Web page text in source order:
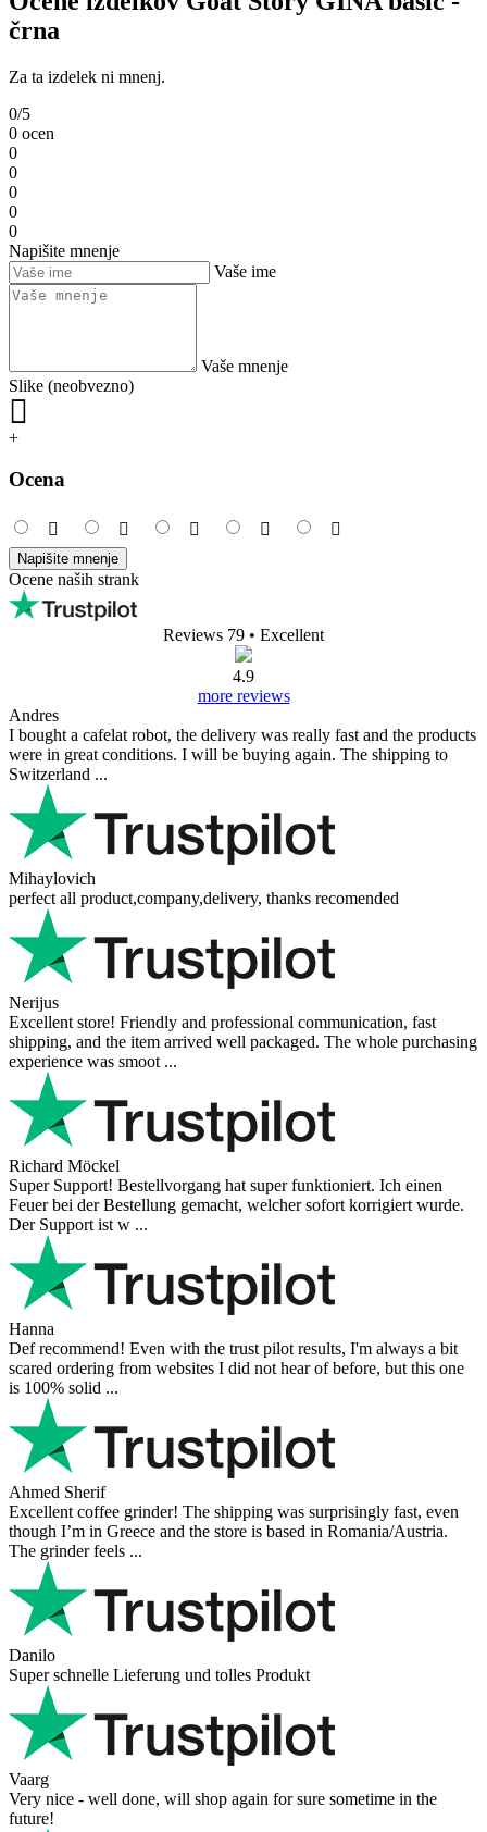
črna
Za ta izdelek ni mnenj.
0/5
0 ocen
0
0
0
0
0
Napišite mnenje
Vaše ime
Vaše mnenje
Slike (neobvezno)
+
Ocena
Napišite mnenje
Ocene naših strank
Reviews 79 • Excellent
4.9
more reviews
Andres
I bought a cafelat robot, the delivery was really fast and the products
were in great conditions. I will be buying again. The shipping to
Switzerland ...
Mihaylovich
perfect all product,company,delivery, thanks recomended
Nerijus
Excellent store! Friendly and professional communication, fast
shipping, and the item arrived well packaged. The whole purchasing
experience was smoot ...
Richard Möckel
Super Support! Bestellvorgang hat super funktioniert. Ich einen
Feuer bei der Bestellung gemacht, welcher sofort korrigiert wurde.
Der Support ist w ...
Hanna
Def recommend! Even with the trust pilot results, I'm always a bit
scared ordering from websites I did not hear of before, but this one
is 100% solid ...
Ahmed Sherif
Excellent coffee grinder! The shipping was surprisingly fast, even
though I’m in Greece and the store is based in Romania/Austria.
The grinder feels ...
Danilo
Super schnelle Lieferung und tolles Produkt
Vaarg
Very nice - well done, will shop again for sure sometime in the
future!